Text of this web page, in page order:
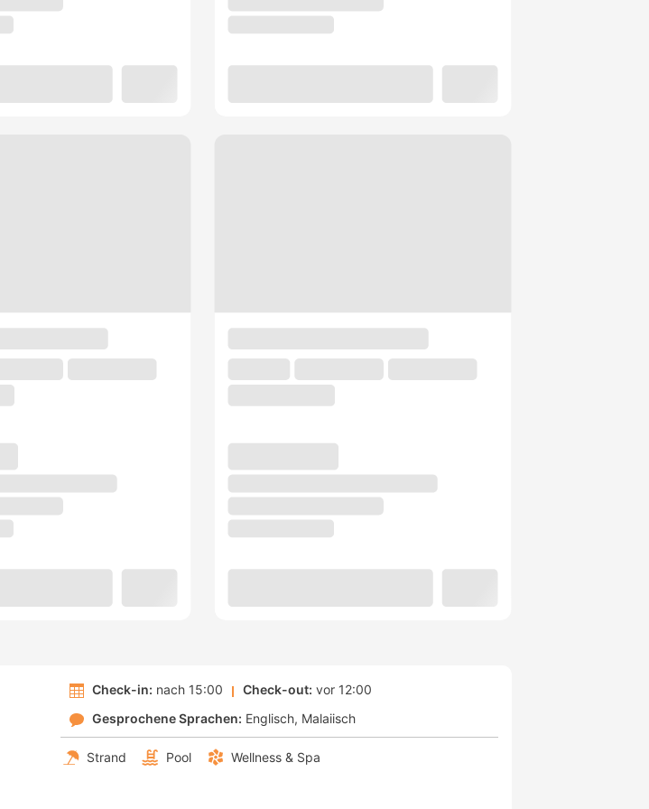
Check-in: nach 15:00 Check-out: vor 12:00
Gesprochene Sprachen: Englisch Malaiisch
Strand Pool Wellness & Spa